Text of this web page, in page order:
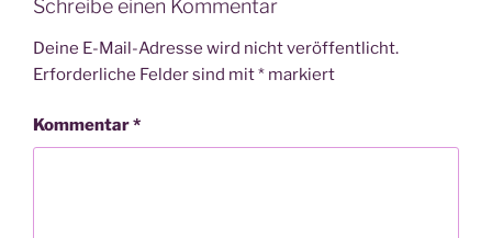
Schreibe einen Kommentar
Deine E-Mail-Adresse wird nicht veröffentlicht.
Erforderliche Felder sind mit* markiert
Kommentar*